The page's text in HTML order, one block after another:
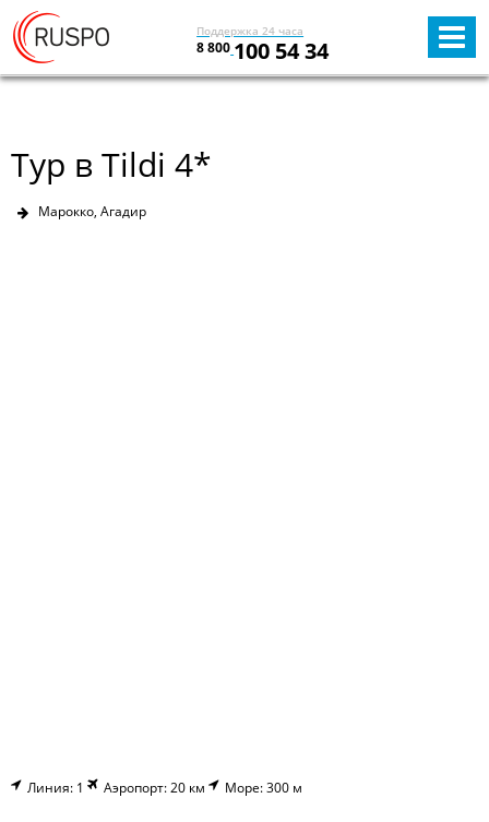
Поддержка 24 часа
8 800 100 54 34
Тур в Tildi 4*
Марокко, Агадир
Линия: 1 Аэропорт: 20 км Море: 300 м